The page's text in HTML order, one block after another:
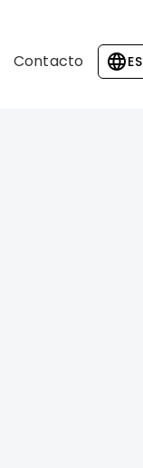
Contacto ES